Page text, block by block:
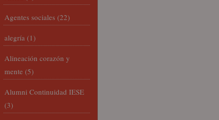
Agentes sociales (22)
alegría (1)
Alineación corazón y
mente (5)
Alumni Continuidad IESE
(3)